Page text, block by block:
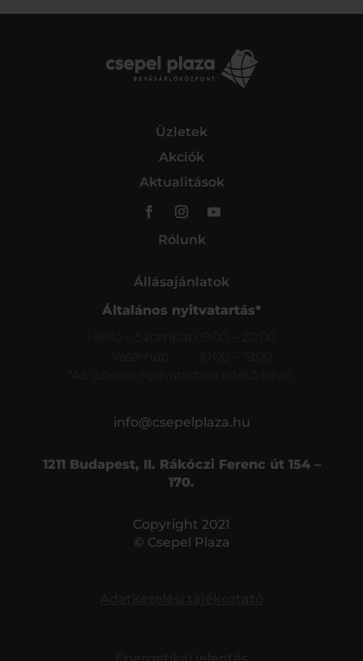
Üzletek
Akciók
Aktualitások
Rólunk
Állásajánlatok
Általános nyitvatartás*
Hétfő – Szombat
09:00 – 20:00
Vasárnap
*Az üzletek nyitvatartása eltérő lehet.
info@csepelplaza.hu
1211 Budapest, II. Rákóczi Ferenc út 154 –
170.
Copyright 2021
© Csepel Plaza